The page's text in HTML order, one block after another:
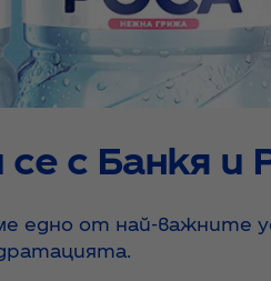
с Банкя и
едно от най-важните